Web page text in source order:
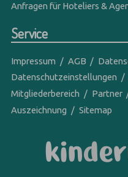
Anfragen für Hoteliers &
Service
Impressum AGB
Datenschutzeinstellungen
Mitgliederbereich
Partner
Auszeichnung
Sitemap